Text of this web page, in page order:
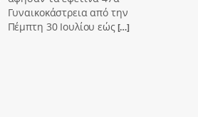
Γυναικοκάστρεια από την
Πέμπτη 30 Ιουλίου εώς[…]